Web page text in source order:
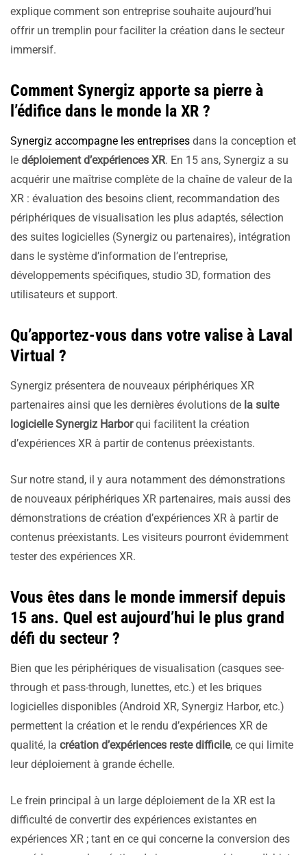
explique comment son entreprise souhaite aujourd’hui
offrir un tremplin pour faciliter la création dans le secteur
immersif.
Comment Synergiz apporte sa pierre à
l’édifice dans le monde la XR ?
Synergiz accompagne les entreprises dans la conception et
le déploiement d’expériences XR. En 15 ans, Synergiz a su
acquérir une maîtrise complète de la chaîne de valeur de la
XR : évaluation des besoins client, recommandation des
périphériques de visualisation les plus adaptés, sélection
des suites logicielles (Synergiz ou partenaires), intégration
dans le système d’information de l’entreprise,
développements spécifiques, studio 3D, formation des
utilisateurs et support.
Qu’apportez-vous dans votre valise à Laval
Virtual ?
Synergiz présentera de nouveaux périphériques XR
partenaires ainsi que les dernières évolutions de la suite
logicielle Synergiz Harborqui facilitent la création
d’expériences XR à partir de contenus préexistants.
Sur notre stand, il y aura notamment des démonstrations
de nouveaux périphériques XR partenaires, mais aussi des
démonstrations de création d’expériences XR à partir de
contenus préexistants. Les visiteurs pourront évidemment
tester des expériences XR.
Vous êtes dans le monde immersif depuis
15 ans. Quel est aujourd’hui le plus grand
défi du secteur ?
Bien que les périphériques de visualisation (casques see-
through et pass-through, lunettes, etc.) et les briques
logicielles disponibles (Android XR, Synergiz Harbor, etc.)
permettent la création et le rendu d’expériences XR de
qualité, la création d’expériences reste difficile, ce qui limite
leur déploiement à grande échelle.
Le frein principal à un large déploiement de la XR est la
difficulté de convertir des expériences existantes en
expériences XR ; tant en ce qui concerne la conversion des